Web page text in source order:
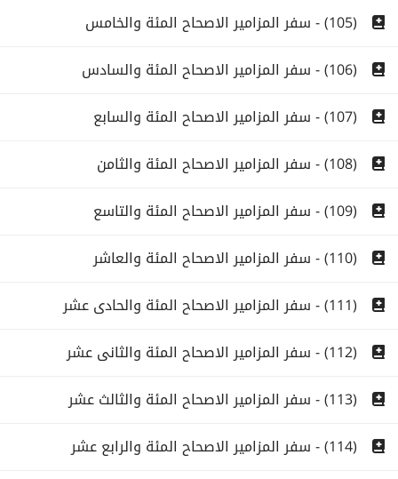
(105) - سفر المزامير الاصحاح المئة والخامس
(106) - سفر المزامير الاصحاح المئة والسادس
(107) - سفر المزامير الاصحاح المئة والسابع
(108) - سفر المزامير الاصحاح المئة والثامن
(109) - سفر المزامير الاصحاح المئة والتاسع
(110) - سفر المزامير الاصحاح المئة والعاشر
(111) - سفر المزامير الاصحاح المئة والحادى عشر
(112) - سفر المزامير الاصحاح المئة والثانى عشر
(113) - سفر المزامير الاصحاح المئة والثالث عشر
(114) - سفر المزامير الاصحاح المئة والرابع عشر